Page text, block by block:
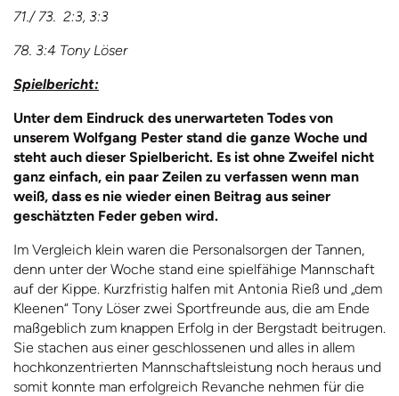
71./ 73. 2:3, 3:3
78. 3:4 Tony Löser
Spielbericht:
Unter dem Eindruck des unerwarteten Todes von
unserem Wolfgang Pester stand die ganze Woche und
steht auch dieser Spielbericht. Es ist ohne Zweifel nicht
ganz einfach, ein paar Zeilen zu verfassen wenn man
weiß, dass es nie wieder einen Beitrag aus seiner
geschätzten Feder geben wird.
Im Vergleich klein waren die Personalsorgen der Tannen,
denn unter der Woche stand eine spielfähige Mannschaft
auf der Kippe. Kurzfristig halfen mit Antonia Rieß und „dem
Kleenen“ Tony Löser zwei Sportfreunde aus, die am Ende
maßgeblich zum knappen Erfolg in der Bergstadt beitrugen.
Sie stachen aus einer geschlossenen und alles in allem
hochkonzentrierten Mannschaftsleistung noch heraus und
somit konnte man erfolgreich Revanche nehmen für die